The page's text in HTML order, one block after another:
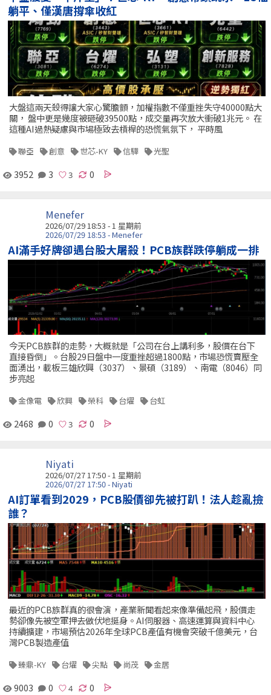
躺平、僅漢唐撐傘收紅
大盤這兩天殺得讓大家心驚膽顫，加權指數不僅重挫失守40000點大
關， 盤中更是幾度被砸破39500點，成交量再次放大衝破1兆元。 在
這種AI過熱疑慮與市場極致去槓桿的恐慌氣氛下， 平時風
聯亞 創意 世芯-KY 信驊 光聖
3952 3 0
Menefer
2026/07/29 18:53 - 1 星期前
2026/07/29 18:53 - Menefer
AI滿手好牌卻遇台股大屠殺！PCB族群跌停躺成一排
今天PCB族群的走勢，大概就是「公司在台上講利多，股價在台下
直接昏倒」。台股29日盤中一度重挫超過1800點，市場恐慌賣壓全
面湧出，載板三雄欣興（3037）、景碩（3189）、南電（8046）同
步亮起
金像電 欣興 榮科 台燿 台虹
2468 0 0
Niyati
2026/07/27 17:50 - 1 星期前
2026/07/27 17:50 - Niyati
AI訂單看到2029，PCB股價卻先被打趴！法人趁亂撿
誰？
最近的PCB族群真的很會演，產業新聞看起來像準備起飛，股價走
勢卻像先被空軍押去做伏地挺身。AI伺服器、高速運算與資料中心
持續擴建，市場預估2026年全球PCB產值有機會突破千億美元，台
灣PCB製造產值
臻鼎-KY 台燿 尖點 尚茂 金居
9003 0 0